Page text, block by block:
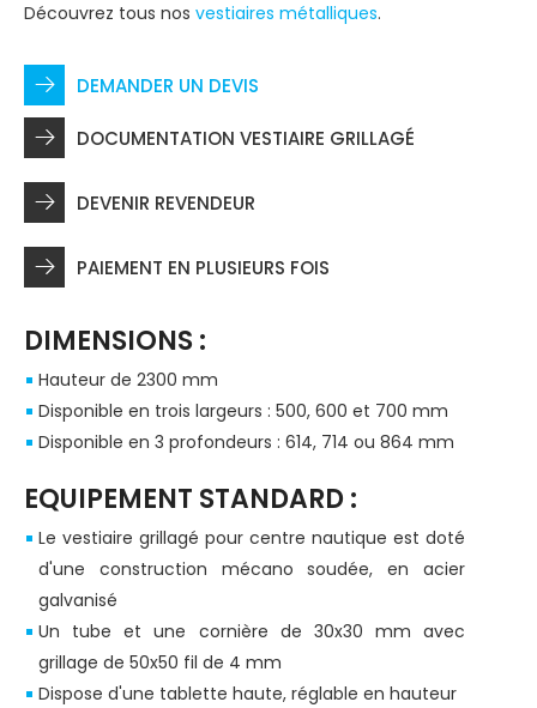
Découvrez tous nos vestiaires métalliques.
DEMANDER UN DEVIS
DOCUMENTATION VESTIAIRE GRILLAGÉ
DEVENIR REVENDEUR
PAIEMENT EN PLUSIEURS FOIS
DIMENSIONS :
Hauteur de 2300 mm
Disponible en trois largeurs : 500, 600 et 700 mm
Disponible en 3 profondeurs : 614, 714 ou 864 mm
EQUIPEMENT STANDARD :
Le vestiaire grillagé pour centre nautique est doté
d'une construction mécano soudée, en acier
galvanisé
Un tube et une cornière de 30x30 mm avec
grillage de 50x50 fil de 4 mm
Dispose d'une tablette haute, réglable en hauteur